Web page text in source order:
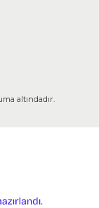
altındadır.